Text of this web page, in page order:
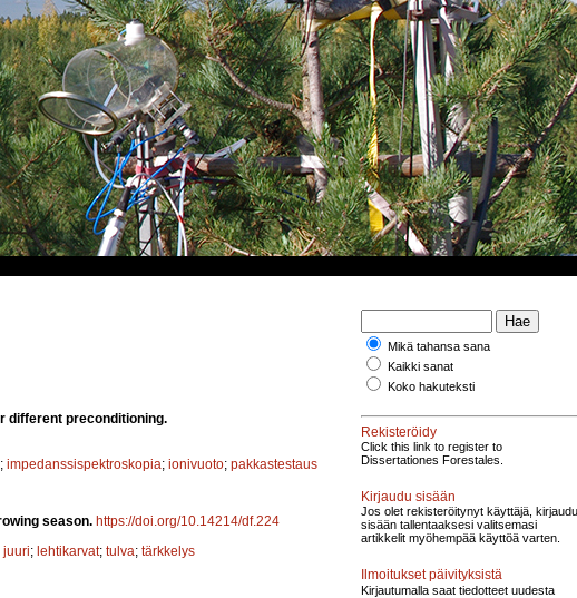
different preconditioning.
; impedanssispektroskopia; ionivuoto; pakkastestaus
season. https://doi.org/10.14214/df.224
juuri; lehtikarvat; tulva; tärkkelys
Mikä tahansa sana
Kaikki sanat
Koko hakuteksti
Rekisteröidy
Click this link to register to
Dissertationes Forestales.
Kirjaudu sisään
Jos olet rekisteröitynyt käyttäjä, kirjaudu
sisään tallentaaksesi valitsemasi
artikkelit myöhempää käyttöä varten.
Ilmoitukset päivityksistä
Kirjautumalla saat tiedotteet uudesta